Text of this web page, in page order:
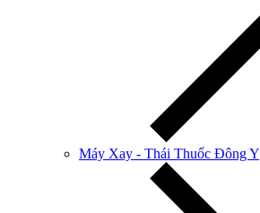
Máy Xay - Thái Thuốc Đông Y